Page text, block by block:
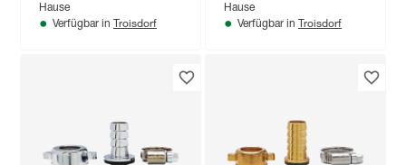
Hause
Verfügbar in Troisdorf
Hause
Verfügbar in Troisdorf